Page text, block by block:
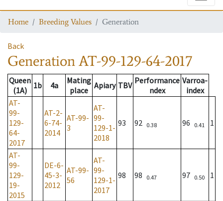
Home Breeding Values Generation
Back
GenerationAT-99-129-64-2017
Queen
(1A)
1b 4a
Mating
place Apiary TBV Performance
ndex
Varroa-
index
AT-
99-
129-
64-
2017
AT-2-
6-74-
2014
AT-99-
3
AT-
99-
129-1-
2018
93 92 0.38 96 0.41 1
AT-
99-
129-
19-
2015
DE-6-
45-3-
2012
AT-99-
56
AT-
99-
129-1-
2017
98 98 0.47 97 0.50 1